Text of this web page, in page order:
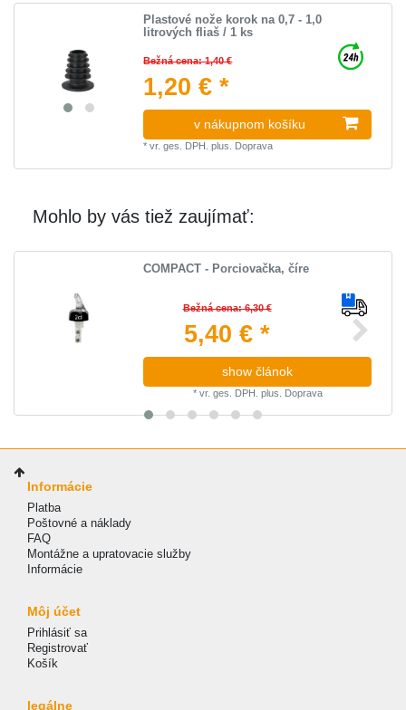
Plastové nože korok na 0,7 - 1,0
litrových fliaš / 1 ks
Bežná cena: 1,40 €
1,20 € *
v nákupnom košíku
*vr. ges. DPH. plus. Doprava
Mohlo by vás tiež zaujímať:
COMPACT - Porciovačka, číre
Bežná cena: 6,30 €
5,40 € *
show článok
* vr. ges. DPH. plus. Doprava
Informácie
Platba
Poštovné a náklady
FAQ
Montážne a upratovacie služby
Informácie
Môj účet
Prihlásiť sa
Registrovať
Košík
legálne